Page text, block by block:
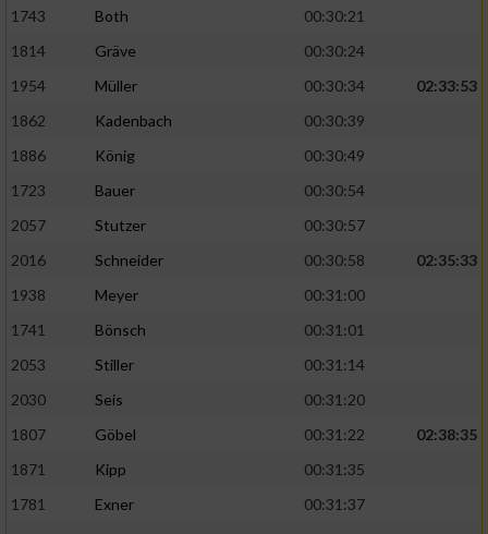
1743
Both
00:30:21
1814
Gräve
00:30:24
1954
Müller 00:30:34
02:33:53
1862
Kadenbach
00:30:39
1886
König
00:30:49
1723
Bauer
00:30:54
2057
Stutzer
00:30:57
2016
Schneider 00:30:58
02:35:33
1938
Meyer
00:31:00
1741
Bönsch
00:31:01
2053
Stiller
00:31:14
2030
Seis
00:31:20
1807
Göbel 00:31:22
02:38:35
1871
Kipp
00:31:35
1781
Exner
00:31:37